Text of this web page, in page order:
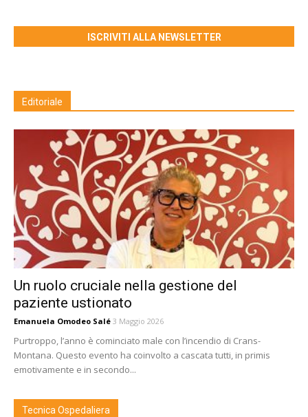
ISCRIVITI ALLA NEWSLETTER
Editoriale
Un ruolo cruciale nella gestione del
paziente ustionato
Emanuela Omodeo Salé 3 Maggio 2026
Purtroppo, l’anno è cominciato male con l’incendio di Crans-
Montana. Questo evento ha coinvolto a cascata tutti, in primis
emotivamente e in secondo...
Tecnica Ospedaliera